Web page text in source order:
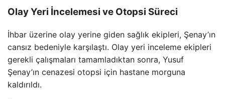
Olay Yeri İncelemesi ve Otopsi Süreci
İhbar üzerine olay yerine giden sağlık ekipleri, Şenay’ın
cansız bedeniyle karşılaştı. Olay yeri inceleme ekipleri
gerekli çalışmaları tamamladıktan sonra, Yusuf
Şenay’ın cenazesi otopsi için hastane morguna
kaldırıldı.